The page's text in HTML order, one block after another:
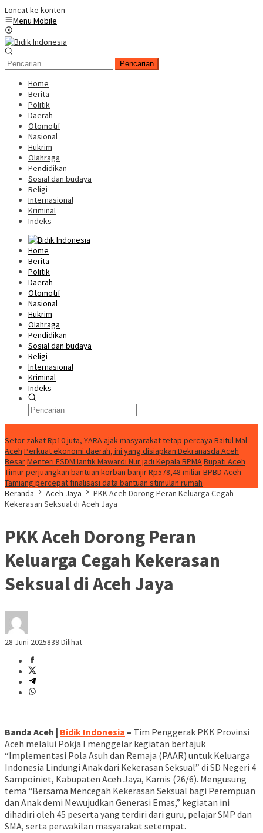
Loncat ke konten
Menu Mobile
Pencarian
Home
Berita
Politik
Daerah
Otomotif
Nasional
Hukrim
Olahraga
Pendidikan
Sosial dan budaya
Religi
Internasional
Kriminal
Indeks
Home
Berita
Politik
Daerah
Otomotif
Nasional
Hukrim
Olahraga
Pendidikan
Sosial dan budaya
Religi
Internasional
Kriminal
Indeks
Setor zakat Rp10 juta, YARA ajak masyarakat tetap percaya Baitul Mal
Aceh Perkuat ekonomi daerah, ini yang disiapkan Dekranasda Aceh
BesarMenteri ESDM lantik Mawardi Nur jadi Kepala BPMABupati Aceh
Timur perjuangkan bantuan korban banjir Rp578,48 miliarBPBD Aceh
Tamiang percepat finalisasi data bantuan stimulan rumah
Beranda
Aceh Jaya
PKK Aceh Dorong Peran Keluarga Cegah
Kekerasan Seksual di Aceh Jaya
PKK Aceh Dorong Peran
Keluarga Cegah Kekerasan
Seksual di Aceh Jaya
28 Juni 2025839 Dilihat
Banda Aceh | Bidik Indonesia – Tim Penggerak PKK Provinsi
Aceh melalui Pokja I menggelar kegiatan bertajuk
“Implementasi Pola Asuh dan Remaja (PAAR) untuk Keluarga
Indonesia Lindungi Anak dari Kekerasan Seksual” di SD Negeri 4
Sampoiniet, Kabupaten Aceh Jaya, Kamis (26/6). Mengusung
tema “Bersama Mencegah Kekerasan Seksual bagi Perempuan
dan Anak demi Mewujudkan Generasi Emas,” kegiatan ini
dihadiri oleh 45 peserta yang terdiri dari guru, pelajar SMP dan
SMA, serta perwakilan masyarakat setempat.